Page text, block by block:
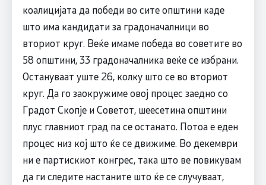
коалицијата да победи во сите општини каде
што има кандидати за градоначалници во
вториот круг. Веќе имаме победа во советите во
58 општини, 33 градоначалника веќе се избрани.
Остануваат уште 26, колку што се во вториот
круг. Да го заокружиме овој процес заедно со
Градот Скопје и Советот, шеесетина општини
плус главниот град па се останато. Потоа е еден
процес низ кој што ќе се движиме. Во декември
ни е партискиот конгрес, така што ве повикувам
да ги следите настаните што ќе се случуваат,